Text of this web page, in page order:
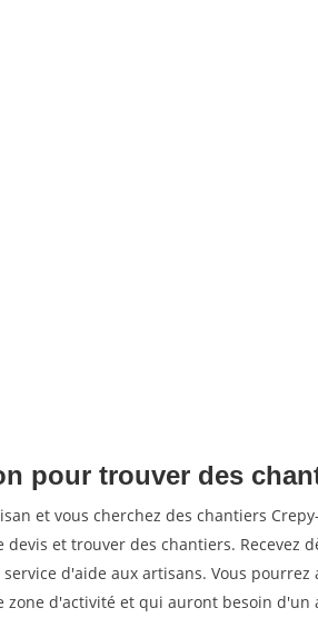
pour trouver des
et vous cherchez des chantiers
devis et trouver des chantiers. Recevez
d'aide aux artisans. Vous
zone d'activité et qui auront besoin